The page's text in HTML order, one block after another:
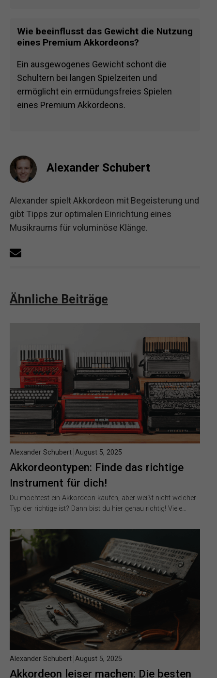
Wie beeinflusst das Gewicht die Nutzung
eines Premium Akkordeons?
Ein ausgewogenes Gewicht schont die
Schultern bei langen Spielzeiten und
ermöglicht ein ermüdungsfreies Spielen
eines Premium Akkordeons.
Alexander Schubert
Alexander spielt Akkordeon mit Begeisterung und
gibt Tipps zur optimalen Einrichtung eines
Musikraums für voluminöse Klänge.
Ähnliche Beiträge
Akkordeontypen: Finde das richtige
Instrument für dich!
Alexander Schubert August 5, 2025
Du möchtest ein Akkordeon kaufen, aber weißt nicht welcher
Typ der richtige ist? Dann bist du hier genau richtig! Viele…
Akkordeon leiser machen: Die besten
Alexander Schubert August 5, 2025